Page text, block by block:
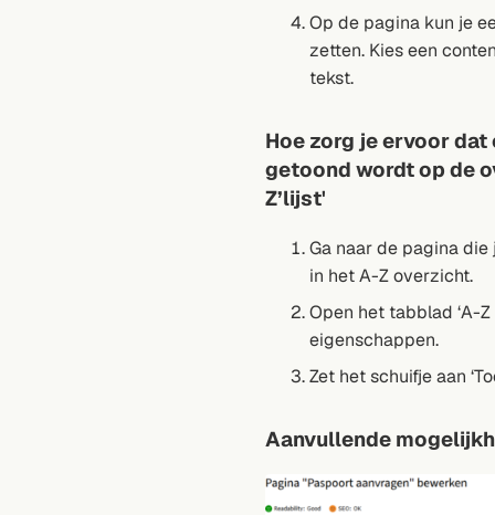
Op de pagina kun je
zetten. Kies een
tekst.
Hoe zorg je ervoor dat
getoond wordt op de
Z’lijst'
Ga naar de pagina
in het A-Z overzicht.
Open het tabblad ‘A-
eigenschappen.
Zet het schuifje aan
Aanvullende